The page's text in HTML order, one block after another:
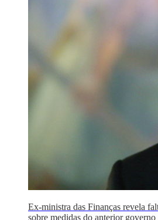
Ex-ministra das Finanças revela
sobre medidas do anterior governo